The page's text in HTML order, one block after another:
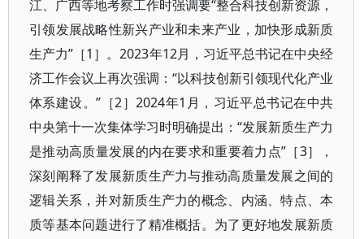
江、广西等地考察工作时强调要“整合科技创新资源，
引领发展战略性新兴产业和未来产业，加快形成新质
生产力”［1］。2023年12月，习近平总书记在中央经
济工作会议上再次强调：“以科技创新引领现代化产业
体系建设。”［2］2024年1月，习近平总书记在中共
中央第十一次集体学习时明确提出：“发展新质生产力
是推动高质量发展的内在要求和重要着力点”［3］，
深刻阐释了发展新质生产力与推动高质量发展之间的
逻辑关系，并对新质生产力的概念、内涵、特点、本
质等基本问题进行了精准概括。为了更好地发展新质